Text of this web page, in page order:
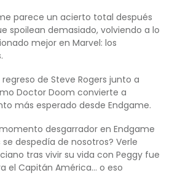
parece un acierto total después
spoilean demasiado, volviendo a lo
mejor en Marvel: los
de Steve Rogers junto a
Doctor Doom convierte a
más esperado desde Endgame.
desgarrador en Endgame
despedía de nosotros? Verle
tras vivir su vida con Peggy fue
el Capitán América… o eso